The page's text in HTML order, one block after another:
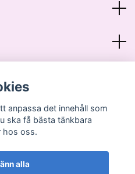
anpassa det innehåll som
ska få bästa tänkbara
hos oss.
alla